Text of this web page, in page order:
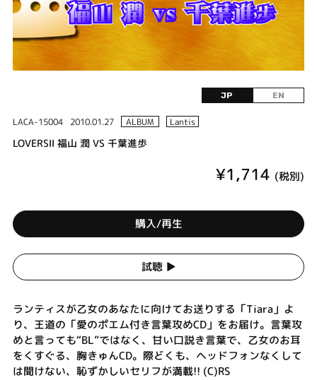
JP EN
LACA-15004 2010.01.27 ALBUM Lantis
LOVERSⅡ 福山 潤 VS 千葉進歩
¥1,714 (税別)
購入/再生
試聴 ▶︎
ランティスが乙女のあなたに向けてお送りする「Tiara」よ
り、王道の「愛のポエム付き言葉攻めCD」をお届け。言葉攻
めと言っても“BL”ではなく、甘い口説き言葉で、乙女のお耳
をくすぐる、胸きゅんCD。際どくも、ヘッドフォンなくして
は聞けない、恥ずかしいセリフが満載!! (C)RS